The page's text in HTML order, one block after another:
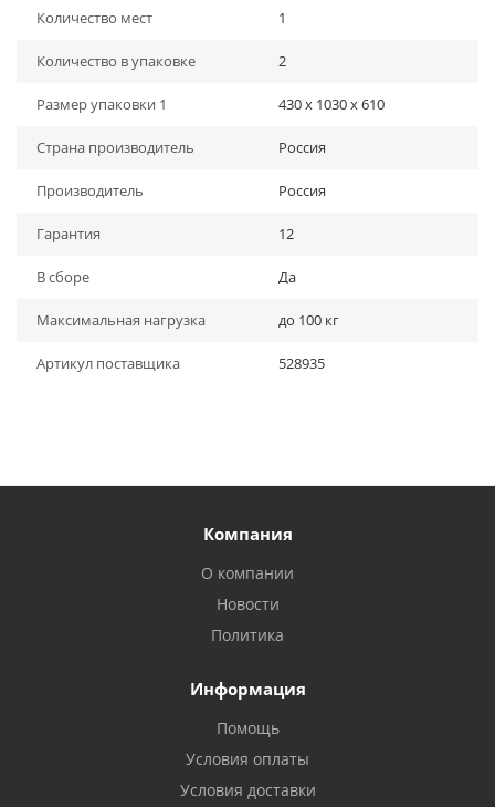
Количество мест 1
Количество в упаковке 2
Размер упаковки 1 430 х 1030 х 610
Страна производитель Россия
Производитель Россия
Гарантия 12
В сборе Да
Максимальная нагрузка до 100 кг
Артикул поставщика 528935
Компания
О компании
Новости
Политика
Информация
Помощь
Условия оплаты
Условия доставки